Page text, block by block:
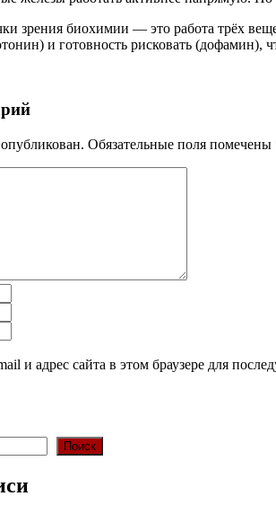
зрения биохимии — это работа трёх
и готовность рисковать (дофамин),
Обязательные поля помечены
и адрес сайта в этом браузере для
Поиск